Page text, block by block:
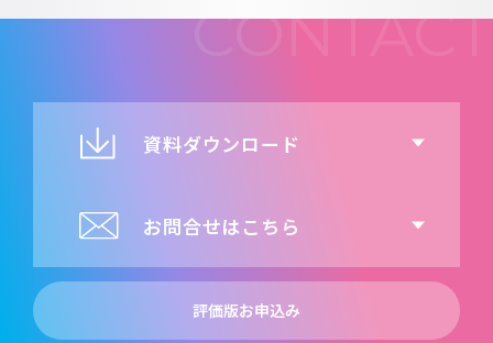
資料ダウンロード
お問合せはこちら
評価版お申込み